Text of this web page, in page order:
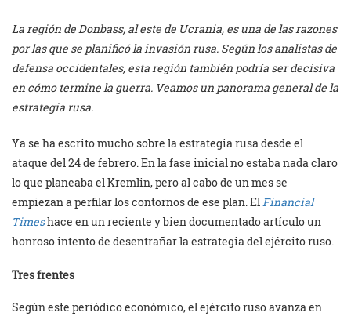
La región de Donbass, al este de Ucrania, es una de las razones
por las que se planificó la invasión rusa. Según los analistas de
defensa occidentales, esta región también podría ser decisiva
en cómo termine la guerra. Veamos un panorama general de la
estrategia rusa.
Ya se ha escrito mucho sobre la estrategia rusa desde el
ataque del 24 de febrero. En la fase inicial no estaba nada claro
lo que planeaba el Kremlin, pero al cabo de un mes se
empiezan a perfilar los contornos de ese plan. El Financial
Timeshace en un reciente y bien documentado artículo un
honroso intento de desentrañar la estrategia del ejército ruso.
Tres frentes
Según este periódico económico, el ejército ruso avanza en